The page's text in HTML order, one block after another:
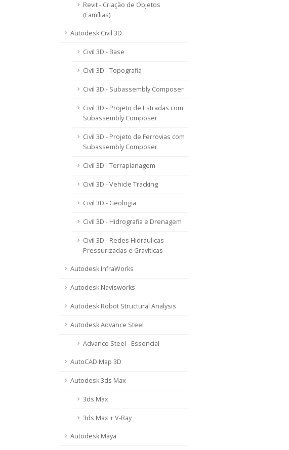
Revit - Criação de Objetos
(Famílias)
Autodesk Civil 3D
Civil 3D - Base
Civil 3D - Topografia
Civil 3D - Subassembly Composer
Civil 3D - Projeto de Estradas com
Subassembly Composer
Civil 3D - Projeto de Ferrovias com
Subassembly Composer
Civil 3D - Terraplanagem
Civil 3D - Vehicle Tracking
Civil 3D - Geologia
Civil 3D - Hidrografia e Drenagem
Civil 3D - Redes Hidráulicas
Pressurizadas e Gravíticas
Autodesk InfraWorks
Autodesk Navisworks
Autodesk Robot Structural Analysis
Autodesk Advance Steel
Advance Steel - Essencial
AutoCAD Map 3D
Autodesk 3ds Max
3ds Max
3ds Max + V-Ray
Autodesk Maya